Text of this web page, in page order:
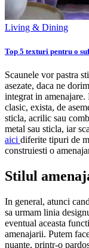
Living & Dining
Top 5 texturi pentru o
Scaunele vor pastra
asezate, daca ne
integrat in amenajare.
clasic, exista, de
sticla, acrilic sau
metal sau sticla, iar
aici diferite tipuri de
construiesti o
Stilul
In general, atunci
sa urmam linia
eventual aceasta
amenajarii. Putem
nuante, printr-o